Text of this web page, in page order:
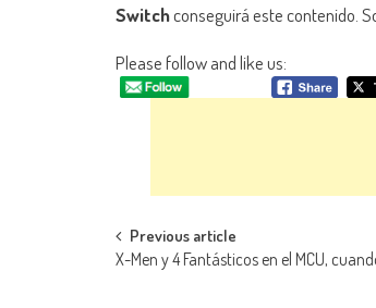
Switchconseguirá este contenido.
Please follow and like us:
Navegación de
Previous article
X-Men y 4 Fantásticos en el MCU,